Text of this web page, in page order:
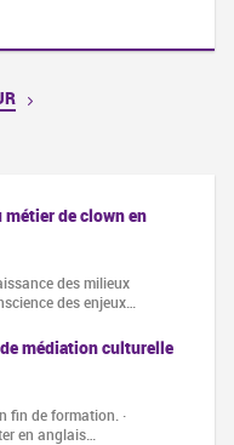
de clown en
des milieux
des enjeux…
médiation culturelle
fin de formation. ·
en anglais…